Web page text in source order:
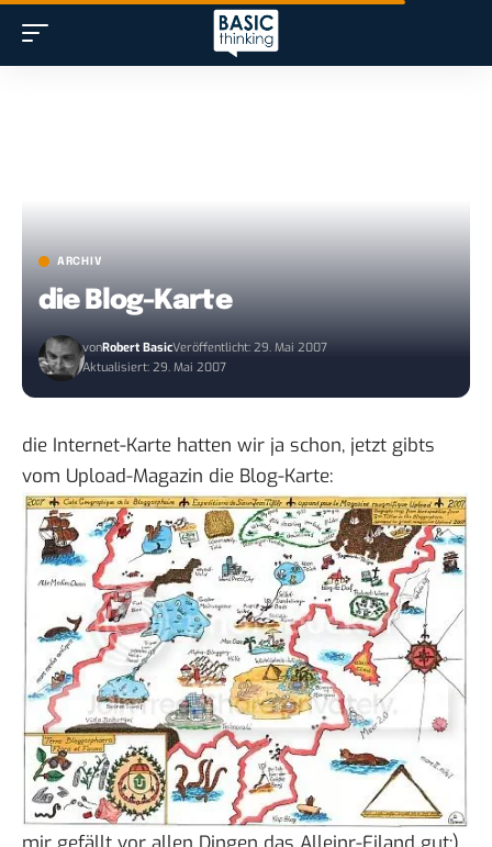
ARCHIV
die Blog-Karte
vonRobert BasicVeröffentlicht: 29. Mai 2007
Aktualisiert: 29. Mai 2007
die Internet-Karte hatten wir ja schon, jetzt gibts
vom Upload-Magazin die Blog-Karte: